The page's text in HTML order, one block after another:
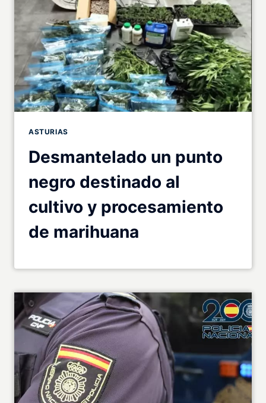
ASTURIAS
Desmantelado un punto
negro destinado al
cultivo y procesamiento
de marihuana